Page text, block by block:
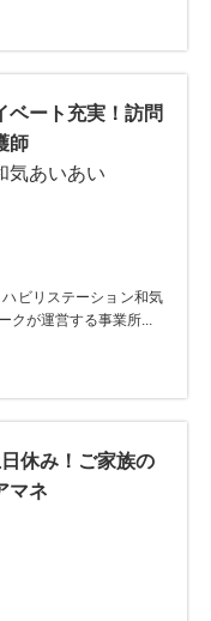
ート充実！訪問
師
気あいあい
ビリステーション和気
クが運営する事業所...
休み！ご家族の
マネ